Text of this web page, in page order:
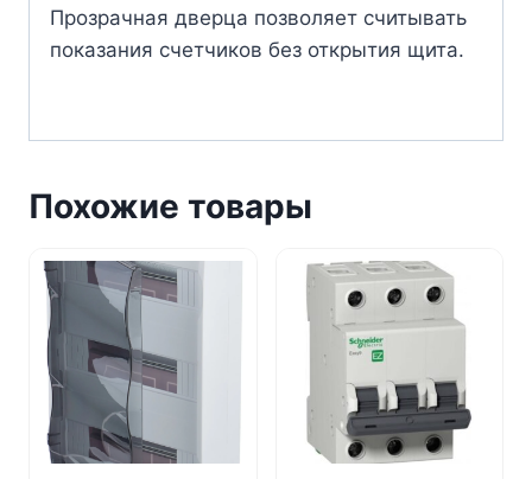
Прозрачная дверца позволяет считывать
показания счетчиков без открытия щита.
Похожие товары